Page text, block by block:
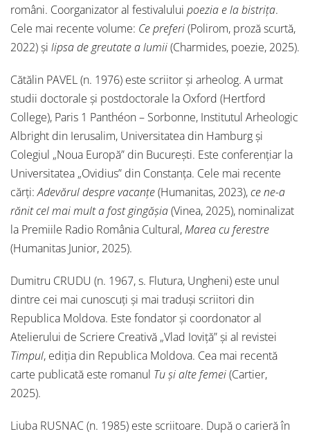
români. Coorganizator al festivalului poezia e la bistrița.
Cele mai recente volume: Ce preferi(Polirom, proză scurtă,
2022) și lipsa de greutate a lumii(Charmides, poezie, 2025).
Cătălin PAVEL (n. 1976) este scriitor și arheolog. A urmat
studii doctorale și postdoctorale la Oxford (Hertford
College), Paris 1 Panthéon – Sorbonne, Institutul Arheologic
Albright din Ierusalim, Universitatea din Hamburg și
Colegiul „Noua Europă” din București. Este conferențiar la
Universitatea „Ovidius” din Constanța. Cele mai recente
cărți:Adevărul despre vacanțe(Humanitas, 2023),ce ne-a
rănit cel mai mult a fost gingășia(Vinea, 2025), nominalizat
la Premiile Radio România Cultural,Marea cu ferestre
(Humanitas Junior, 2025).
Dumitru CRUDU (n. 1967, s. Flutura, Ungheni) este unul
dintre cei mai cunoscuți și mai traduși scriitori din
Republica Moldova. Este fondator și coordonator al
Atelierului de Scriere Creativă „Vlad Ioviță” și al revistei
Timpul, ediția din Republica Moldova. Cea mai recentă
carte publicată este romanul Tu și alte femei(Cartier,
2025).
Liuba RUSNAC (n. 1985) este scriitoare. După o carieră în